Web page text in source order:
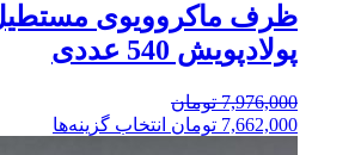
پولادپویش 540 عددی
7,976,000 تومان
7,662,000 تومان انتخاب گزینه‌ها